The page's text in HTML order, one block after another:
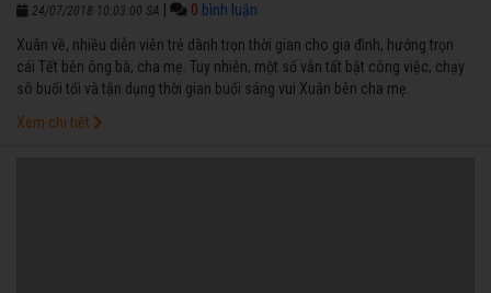
24/07/2018 10:03:00 SA 0 bình luận
Xuân về, nhiều diễn viên trẻ dành trọn thời gian cho gia đình, hưởng trọn
cái Tết bên ông bà, cha mẹ. Tuy nhiên, một số vẫn tất bật công việc, chạy
sô buổi tối và tận dụng thời gian buổi sáng vui Xuân bên cha mẹ.
Xem chi tiết